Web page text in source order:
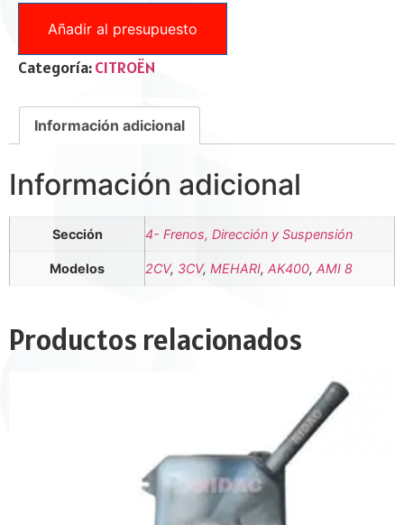
Añadir al presupuesto
Categoría:CITROËN
Información adicional
Información adicional
Sección 4- Frenos, Dirección y Suspensión
Modelos 2CV, 3CV, MEHARI, AK400, AMI 8
Productos relacionados